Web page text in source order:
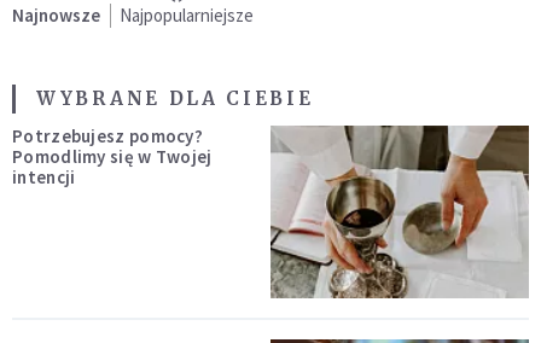
Najnowsze Najpopularniejsze
WYBRANE DLA CIEBIE
Potrzebujesz pomocy?
Pomodlimy się w Twojej
intencji